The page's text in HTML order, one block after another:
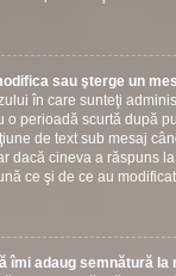
sau şterge un
în care sunteţi
o perioadă scurtă după
de text sub mesaj
dacă cineva a răspuns
ce şi de ce au
îmi adaug semnătură la